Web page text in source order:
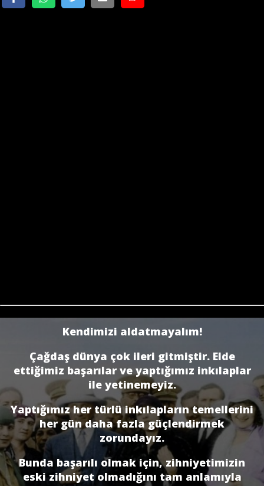
Kendimizi aldatmayalım!
Çağdaş dünya çok ileri gitmiştir. Elde
ettiğimiz başarılar ve yaptığımız inkılaplar
ile yetinemeyiz.
Yaptığımız her türlü inkılapların temellerini
her gün daha fazla güçlendirmek
zorundayız.
Bunda başarılı olmak için, zihniyetimizin
eski zihniyet olmadığını tam anlamıyla